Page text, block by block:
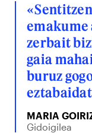
zerbait
gaia
buruz
MARIA
Gidoigilea